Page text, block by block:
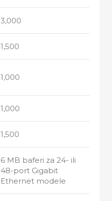
3,000
1,500
1,000
1,000
1,500
6 MB baferi za 24- ili
48-port Gigabit
Ethernet modele